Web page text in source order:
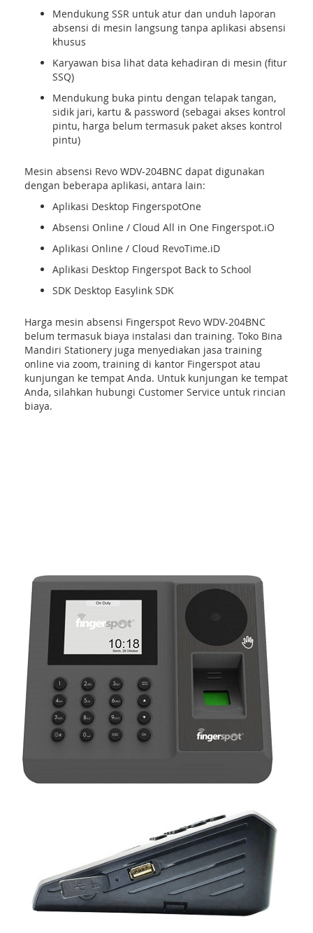
Mendukung SSR untuk atur dan unduh laporan
absensi di mesin langsung tanpa aplikasi absensi
khusus
Karyawan bisa lihat data kehadiran di mesin (fitur
SSQ)
Mendukung buka pintu dengan telapak tangan,
sidik jari, kartu & password (sebagai akses kontrol
pintu, harga belum termasuk paket akses kontrol
pintu)
Mesin absensi Revo WDV-204BNC dapat digunakan
dengan beberapa aplikasi, antara lain:
Aplikasi Desktop FingerspotOne
Absensi Online / Cloud All in One Fingerspot.iO
Aplikasi Online / Cloud RevoTime.iD
Aplikasi Desktop Fingerspot Back to School
SDK Desktop Easylink SDK
Harga mesin absensi Fingerspot Revo WDV-204BNC
belum termasuk biaya instalasi dan training. Toko Bina
Mandiri Stationery juga menyediakan jasa training
online via zoom, training di kantor Fingerspot atau
kunjungan ke tempat Anda. Untuk kunjungan ke tempat
Anda, silahkan hubungi Customer Service untuk rincian
biaya.